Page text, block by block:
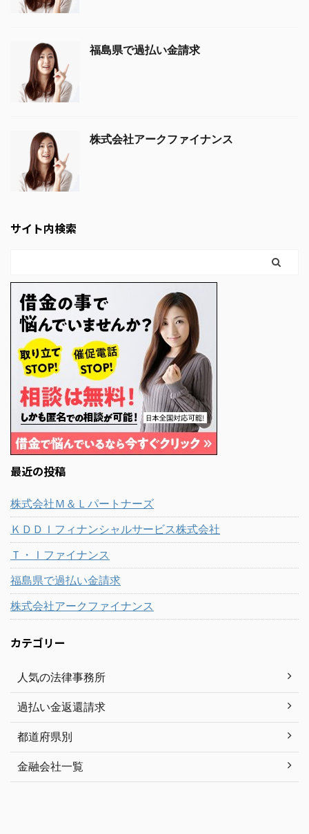
福島県で過払い金請求
株式会社アークファイナンス
サイト内検索
最近の投稿
株式会社Ｍ＆Ｌパートナーズ
ＫＤＤＩフィナンシャルサービス株式会社
Ｔ・Ｉファイナンス
福島県で過払い金請求
株式会社アークファイナンス
カテゴリー
人気の法律事務所
過払い金返還請求
都道府県別
金融会社一覧